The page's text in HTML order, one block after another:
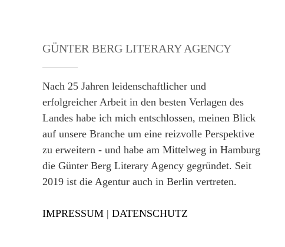
GÜNTER BERG LITERARY AGENCY
Nach 25 Jahren leidenschaftlicher und
erfolgreicher Arbeit in den besten Verlagen des
Landes habe ich mich entschlossen, meinen Blick
auf unsere Branche um eine reizvolle Perspektive
zu erweitern - und habe am Mittelweg in Hamburg
die Günter Berg Literary Agency gegründet. Seit
2019 ist die Agentur auch in Berlin vertreten.
IMPRESSUM | DATENSCHUTZ